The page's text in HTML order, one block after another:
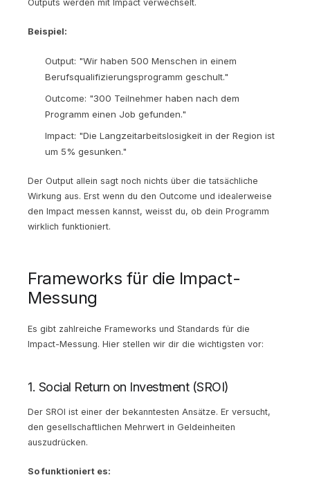
Outputs werden mit Impact verwechselt.
Beispiel:
Output: "Wir haben 500 Menschen in einem
Berufsqualifizierungsprogramm geschult."
Outcome: "300 Teilnehmer haben nach dem
Programm einen Job gefunden."
Impact: "Die Langzeitarbeitslosigkeit in der Region ist
um 5% gesunken."
Der Output allein sagt noch nichts über die tatsächliche
Wirkung aus. Erst wenn du den Outcome und idealerweise
den Impact messen kannst, weisst du, ob dein Programm
wirklich funktioniert.
Frameworks für die Impact-
Messung
Es gibt zahlreiche Frameworks und Standards für die
Impact-Messung. Hier stellen wir dir die wichtigsten vor:
1. Social Return on Investment (SROI)
Der SROI ist einer der bekanntesten Ansätze. Er versucht,
den gesellschaftlichen Mehrwert in Geldeinheiten
auszudrücken.
So funktioniert es: